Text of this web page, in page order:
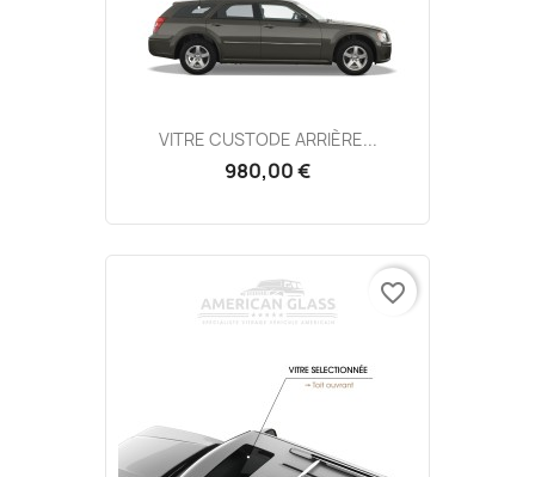
VITRE CUSTODE ARRIÈRE...
980,00 €
favorite_border